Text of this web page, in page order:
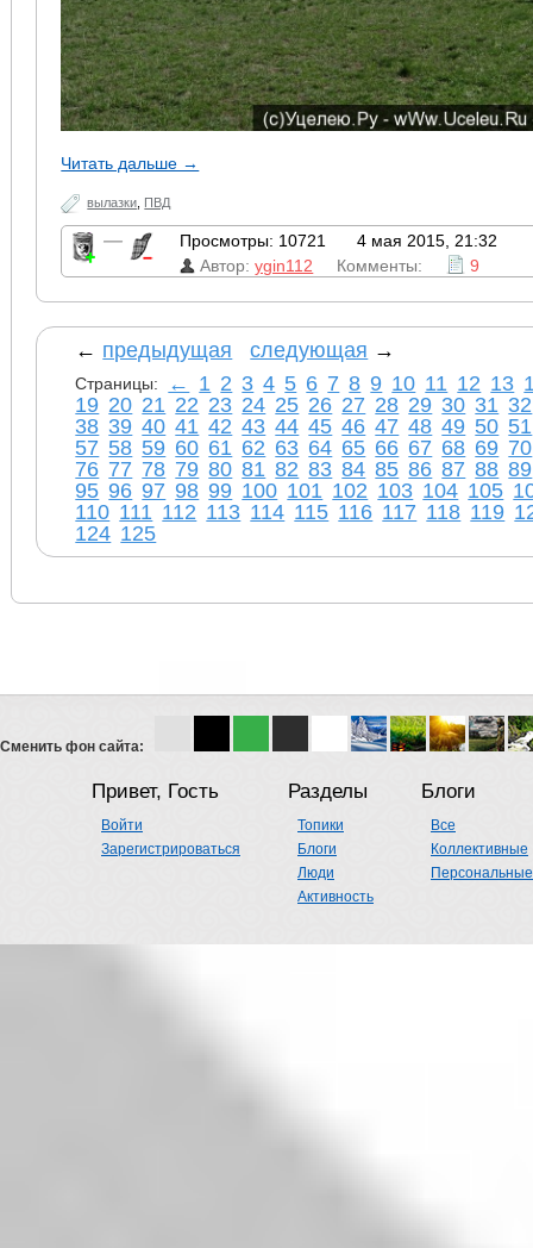
Читать дальше →
вылазки ПВД
— Просмотры: 10721
4 мая 2015, 21:32
Автор:ygin112 Комменты: 9
← предыдущая следующая →
Страницы: ← 1 2 3 4 5 6 7 8 9 10 11 12 13
19 20 21 22 23 24 25 26 27 28 29 30 31 32
38 39 40 41 42 43 44 45 46 47 48 49 50 51
57 58 59 60 61 62 63 64 65 66 67 68 69 70
76 77 78 79 80 81 82 83 84 85 86 87 88 89
95 96 97 98 99 100 101 102 103 104 105
110 111 112 113 114 115 116 117 118 119
124 125
Сменить фон сайта:
Привет, Гость
Войти
Зарегистрироваться
Разделы
Топики
Блоги
Люди
Активность
Блоги
Все
Коллективные
Персональные